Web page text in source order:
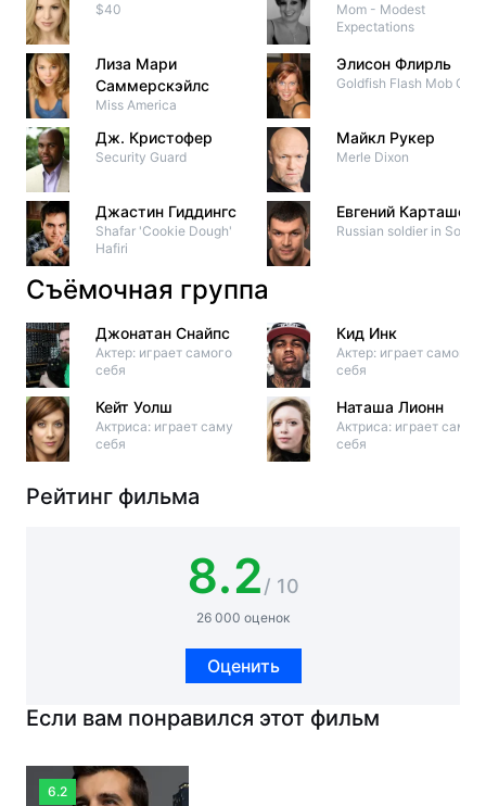
$40
Лиза Мари
Саммерскэйлс
Miss America
Дж. Кристофер
Security Guard
Джастин Гиддингс
Shafar 'Cookie Dough'
Hafiri
Mom - Modest
Expectations
Элисон Флирль
Goldfish Flash Mob Girl
Майкл Рукер
Merle Dixon
Евгений Карташов
Russian soldier in Sochi
Съёмочная группа
Джонатан Снайпс
Актер: играет самого
себя
Кейт Уолш
Актриса: играет саму
себя
Кид Инк
Актер: играет самого
себя
Наташа Лионн
Актриса: играет саму
себя
Рейтинг фильма
8.2/ 10
26 000 оценок
Оценить
Если вам понравился этот фильм
6.2